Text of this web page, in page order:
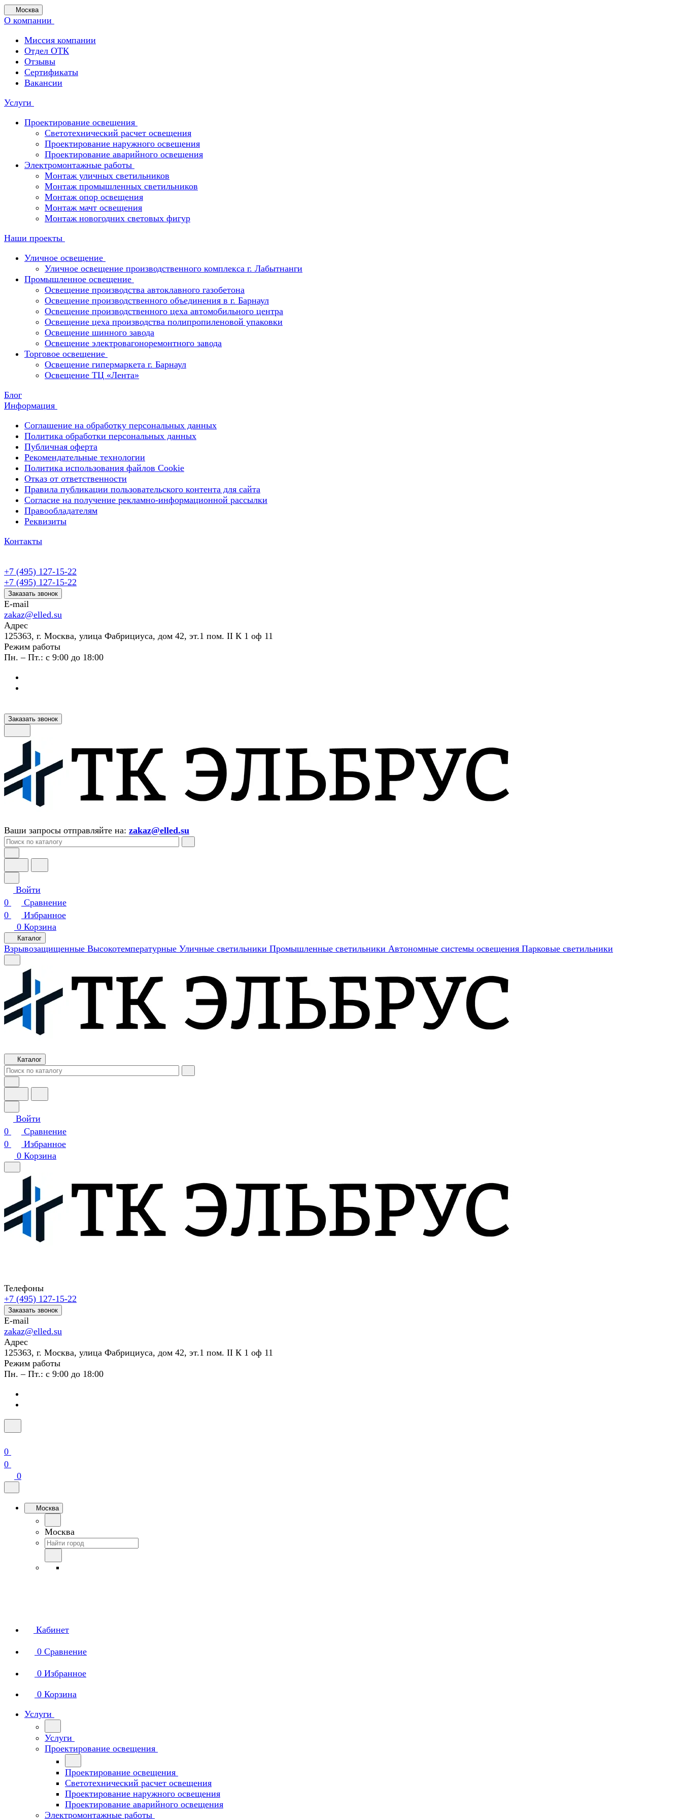
Москва
О компании
Миссия компании
Отдел ОТК
Отзывы
Сертификаты
Вакансии
Услуги
Проектирование освещения
Светотехнический расчет освещения
Проектирование наружного освещения
Проектирование аварийного освещения
Электромонтажные работы
Монтаж уличных светильников
Монтаж промышленных светильников
Монтаж опор освещения
Монтаж мачт освещения
Монтаж новогодних световых фигур
Наши проекты
Уличное освещение
Уличное освещение производственного комплекса г. Лабытнанги
Промышленное освещение
Освещение производства автоклавного газобетона
Освещение производственного объединения в г. Барнаул
Освещение производственного цеха автомобильного центра
Освещение цеха производства полипропиленовой упаковки
Освещение шинного завода
Освещение электровагоноремонтного завода
Торговое освещение
Освещение гипермаркета г. Барнаул
Освещение ТЦ «Лента»
Блог
Информация
Соглашение на обработку персональных данных
Политика обработки персональных данных
Публичная оферта
Рекомендательные технологии
Политика использования файлов Cookie
Отказ от ответственности
Правила публикации пользовательского контента для сайта
Согласие на получение рекламно-информационной рассылки
Правообладателям
Реквизиты
Контакты
+7 (495) 127-15-22
+7 (495) 127-15-22
Заказать звонок
E-mail
zakaz@elled.su
Адрес
125363, г. Москва, улица Фабрициуса, дом 42, эт.1 пом. II К 1 оф 11
Режим работы
Пн. – Пт.: с 9:00 до 18:00
Заказать звонок
Ваши запросы отправляйте на: zakaz@elled.su
Войти
0
Сравнение
0
Избранное
0 Корзина
Каталог
Взрывозащищенные Высокотемпературные Уличные светильники Промышленные светильники Автономные системы освещения Парковые светильники
Каталог
Войти
0
Сравнение
0
Избранное
0 Корзина
Телефоны
+7 (495) 127-15-22
Заказать звонок
E-mail
zakaz@elled.su
Адрес
125363, г. Москва, улица Фабрициуса, дом 42, эт.1 пом. II К 1 оф 11
Режим работы
Пн. – Пт.: с 9:00 до 18:00
0
0
0
Москва
Москва
Кабинет
0 Сравнение
0 Избранное
0 Корзина
Услуги
Услуги
Проектирование освещения
Проектирование освещения
Светотехнический расчет освещения
Проектирование наружного освещения
Проектирование аварийного освещения
Электромонтажные работы